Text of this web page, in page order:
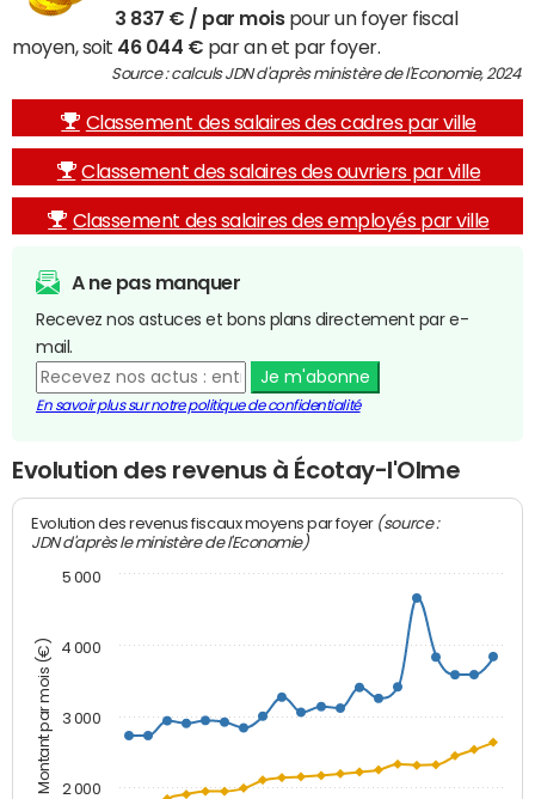
3 837 € / par moispour un foyer fiscal
moyen, soit 46 044 € par an et par foyer.
Source : calculs JDN d'après ministère de l'Economie, 2024
Classement des salaires des cadres par ville
Classement des salaires des ouvriers par ville
Classement des salaires des employés par ville
A ne pas manquer
Recevez nos astuces et bons plans directement par e-
mail.
Je m'abonne
En savoir plus sur notre politique de confidentialité
Evolution des revenus à Écotay-l'Olme
Montant par mois (€)
Evolution des revenus fiscaux moyens par foyer (source :
JDN d'après le ministère de l'Economie)
2 000
3 000
4 000
5 000